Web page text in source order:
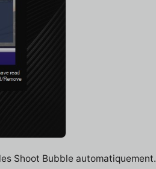
Shoot Bubble automatiquement.